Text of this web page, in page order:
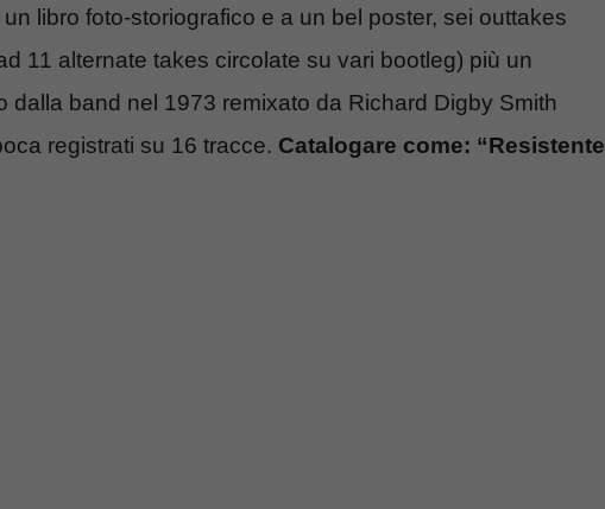
libro foto-storiografico e a un bel poster, sei outtakes
11 alternate takes circolate su vari bootleg) più un
dalla band nel 1973 remixato da Richard Digby Smith
registrati su 16 tracce. Catalogare come: “Resistente